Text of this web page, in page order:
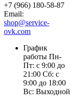
+7 (966) 180-58-87
Email:
shop@service-
ovk.com
График
работы Пн-
Пт: с 9:00 до
21:00 Сб: с
9:00 до 18:00
Вс: Выходной